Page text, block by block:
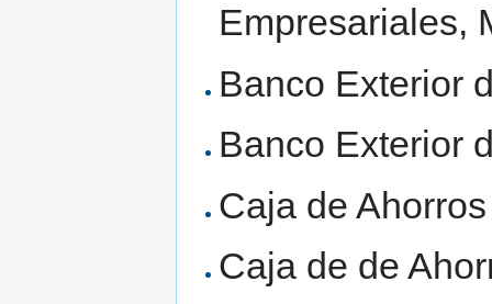
Empresariales,
Banco Exterior
Banco Exterior
Caja de
Caja de de